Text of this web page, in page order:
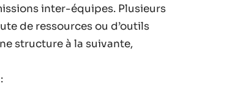
inter-équipes. Plusieurs
de ressources ou d’outils
structure à la suivante,